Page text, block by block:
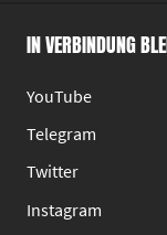
IN VERBINDUNG
YouTube
Telegram
Twitter
Instagram